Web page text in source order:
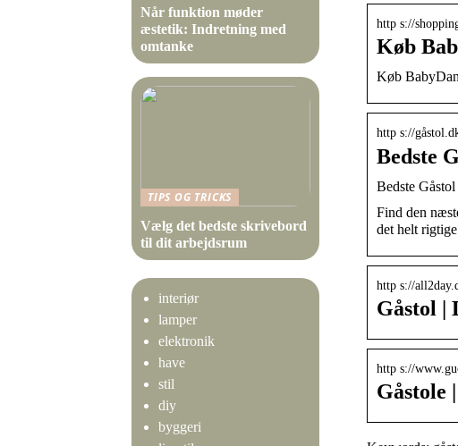
http s://
Køb
Køb
http s://
Bedste
Bedste
Find den
det helt rigtige
http s://
Gåstol |
http s://
Gåstole
Når funktion møder
æstetik: Indretning med
omtanke
TIPS OG TRICKS
Vælg det bedste skrivebord
til dit arbejdsrum
interiør
lamper
elektronik
have
stil
diy
byggeri